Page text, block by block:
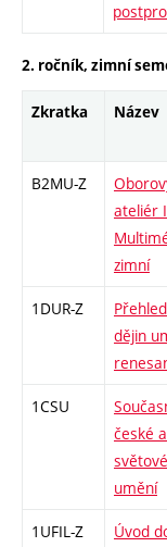
2. ročník, zimní
Zkratka Název
B2MU-Z
ateliér
zimní
1DUR-Z
Přehled
dějin
1CSU
české a
světové
umění
1UFIL-Z
Úvod